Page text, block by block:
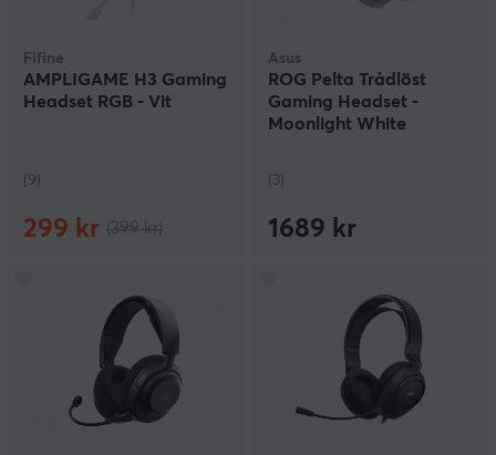
Fifine
AMPLIGAME H3 Gaming
Headset RGB - Vit
(9)
299 kr
Asus
ROG Pelta Trådlöst
Gaming Headset -
Moonlight White
(3)
1689 kr